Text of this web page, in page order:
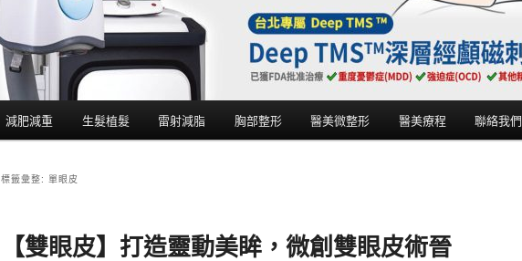
減肥減重 生髮植髮 雷射減脂 胸部整形 醫美微整形 醫美療程 聯絡我們
標籤彙整: 單眼皮
【雙眼皮】打造靈動美眸，微創雙眼皮術晉